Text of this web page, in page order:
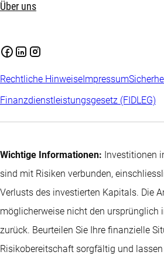
Über uns
Rechtliche HinweiseImpressum
Finanzdienstleistungsgesetz (FIDLEG)
Wichtige Informationen: Investitionen
sind mit Risiken verbunden,
Verlusts des investierten Kapitals. Die
möglicherweise nicht den ursprünglich
zurück. Beurteilen Sie Ihre finanzielle
Risikobereitschaft sorgfältig und